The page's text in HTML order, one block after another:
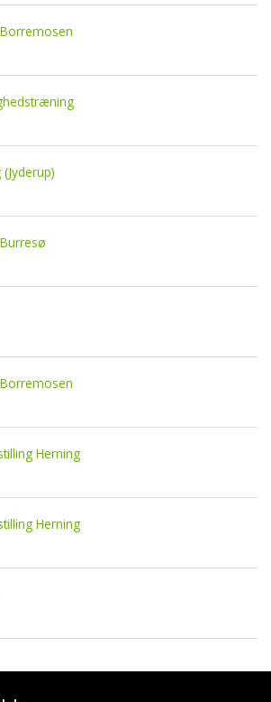
Herning
Herning